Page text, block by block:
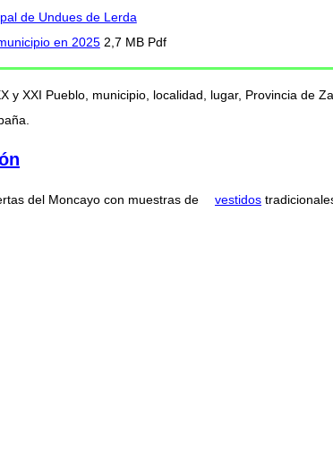
de Undues de Lerda
en 20252,7 MB Pdf
y XXI Pueblo, municipio, localidad, lugar, Provincia de
del Moncayo con muestras de vestidos